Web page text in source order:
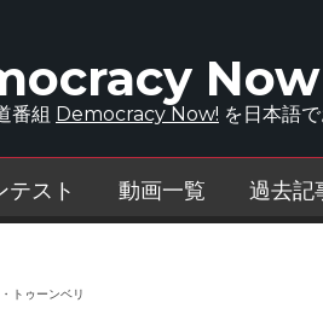
番組 Democracy Now! を日本語
テスト 動画一覧 過去記
トゥーンベリ